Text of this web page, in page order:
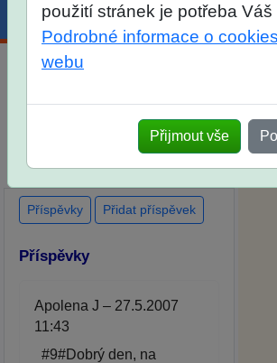
Menu Účet Košík
po skutečných přijímacích
zkouškách
použití stránek je potřeba Váš
Podrobné informace o
webu
Přijmout vše
Příspěvky Přidat příspěvek
Příspěvky
Apolena J – 27.5.2007
11:43
#9#Dobrý den, na